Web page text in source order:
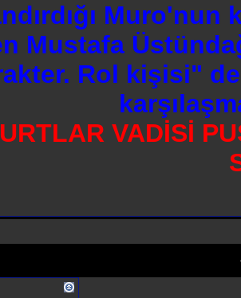
Muro'nun
Mustafa
Rol kişisi"
VADİSİ